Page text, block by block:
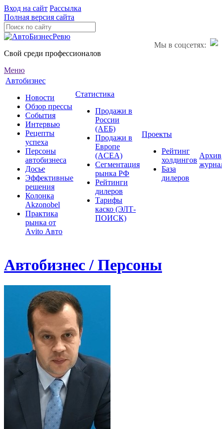
Вход на сайт Рассылка
Полная версия сайта
Мы в соцсетях:
Свой среди профессионалов
Меню
Автобизнес
Новости
Обзор прессы
События
Интервью
Рецепты
успеха
Персоны
автобизнеса
Досье
Эффективные
решения
Колонка
Akzonobel
Практика
рынка от
Аvito Авто
Статистика
Продажи в
России
(АЕБ)
Продажи в
Европе
(ACEA)
Сегментация
рынка РФ
Рейтинги
дилеров
Тарифы
каско (ЭЛТ-
ПОИСК)
Проекты
Рейтинг
холдингов
База
дилеров
Архив
Автобизнес / Персоны